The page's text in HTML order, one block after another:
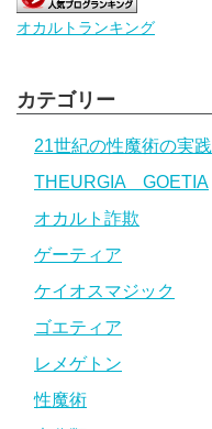
オカルトランキング
カテゴリー
21世紀の性魔術の実践
THEURGIA GOETIA
オカルト詐欺
ゲーティア
ケイオスマジック
ゴエティア
レメゲトン
性魔術